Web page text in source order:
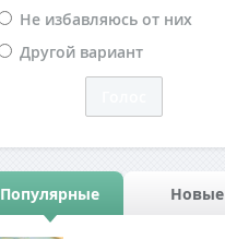
Не избавляюсь от них
Другой вариант
Популярные Новые